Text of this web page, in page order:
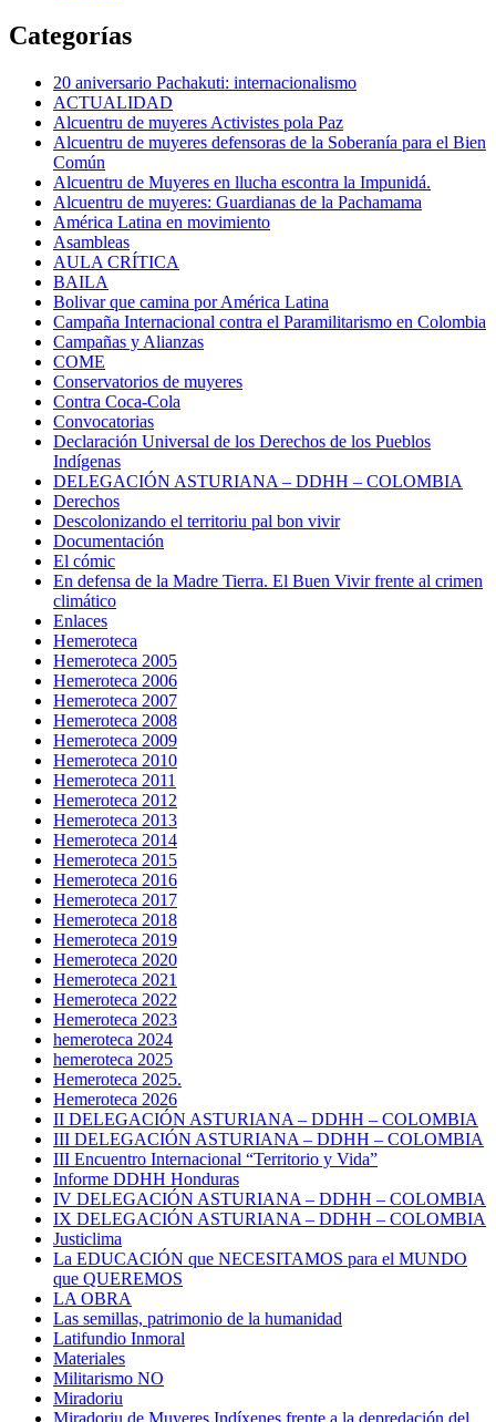
Categorías
20 aniversario Pachakuti: internacionalismo
ACTUALIDAD
Alcuentru de muyeres Activistes pola Paz
Alcuentru de muyeres defensoras de la Soberanía para el Bien
Común
Alcuentru de Muyeres en llucha escontra la Impunidá.
Alcuentru de muyeres: Guardianas de la Pachamama
América Latina en movimiento
Asambleas
AULA CRÍTICA
BAILA
Bolivar que camina por América Latina
Campaña Internacional contra el Paramilitarismo en Colombia
Campañas y Alianzas
COME
Conservatorios de muyeres
Contra Coca-Cola
Convocatorias
Declaración Universal de los Derechos de los Pueblos
Indígenas
DELEGACIÓN ASTURIANA – DDHH – COLOMBIA
Derechos
Descolonizando el territoriu pal bon vivir
Documentación
El cómic
En defensa de la Madre Tierra. El Buen Vivir frente al crimen
climático
Enlaces
Hemeroteca
Hemeroteca 2005
Hemeroteca 2006
Hemeroteca 2007
Hemeroteca 2008
Hemeroteca 2009
Hemeroteca 2010
Hemeroteca 2011
Hemeroteca 2012
Hemeroteca 2013
Hemeroteca 2014
Hemeroteca 2015
Hemeroteca 2016
Hemeroteca 2017
Hemeroteca 2018
Hemeroteca 2019
Hemeroteca 2020
Hemeroteca 2021
Hemeroteca 2022
Hemeroteca 2023
hemeroteca 2024
hemeroteca 2025
Hemeroteca 2025.
Hemeroteca 2026
II DELEGACIÓN ASTURIANA – DDHH – COLOMBIA
III DELEGACIÓN ASTURIANA – DDHH – COLOMBIA
III Encuentro Internacional “Territorio y Vida”
Informe DDHH Honduras
IV DELEGACIÓN ASTURIANA – DDHH – COLOMBIA
IX DELEGACIÓN ASTURIANA – DDHH – COLOMBIA
Justiclima
La EDUCACIÓN que NECESITAMOS para el MUNDO
que QUEREMOS
LA OBRA
Las semillas, patrimonio de la humanidad
Latifundio Inmoral
Materiales
Militarismo NO
Miradoriu
Miradoriu de Muyeres Indíxenes frente a la depredación del